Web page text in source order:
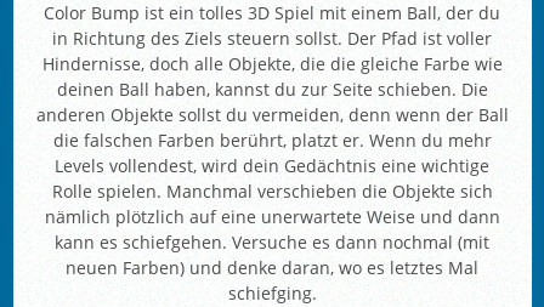
Color Bump ist ein tolles 3D Spiel mit einem Ball, der du
in Richtung des Ziels steuern sollst. Der Pfad ist voller
Hindernisse, doch alle Objekte, die die gleiche Farbe wie
deinen Ball haben, kannst du zur Seite schieben. Die
anderen Objekte sollst du vermeiden, denn wenn der Ball
die falschen Farben berührt, platzt er. Wenn du mehr
Levels vollendest, wird dein Gedächtnis eine wichtige
Rolle spielen. Manchmal verschieben die Objekte sich
nämlich plötzlich auf eine unerwartete Weise und dann
kann es schiefgehen. Versuche es dann nochmal (mit
neuen Farben) und denke daran, wo es letztes Mal
schiefging.